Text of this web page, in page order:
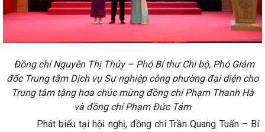
Đồng chí Nguyễn Thị Thủy – Phó Bí thư Chi bộ, Phó Giám
đốc Trung tâm Dịch vụ Sự nghiệp công phường đại diện cho
Trung tâm tặng hoa chúc mừng đồng chí Phạm Thanh Hà
và đồng chí Phạm Đức Tám
Phát biểu tại hội nghị, đồng chí Trần Quang Tuấn – Bí